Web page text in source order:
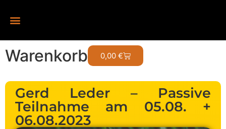
Warenkorb 0,00 €
Gerd Leder – Passive
Teilnahme am 05.08. +
06.08.2023